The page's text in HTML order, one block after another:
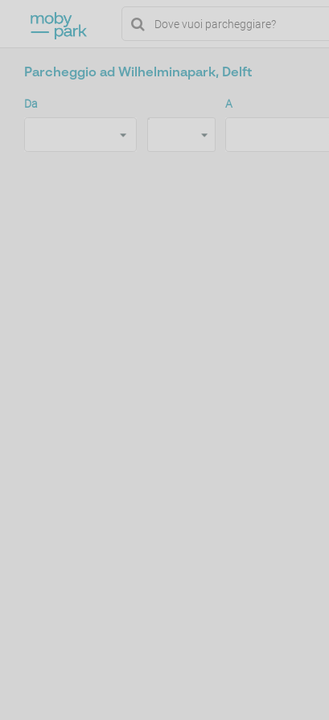
Parcheggio ad Wilhelminapark, Delft
Da A